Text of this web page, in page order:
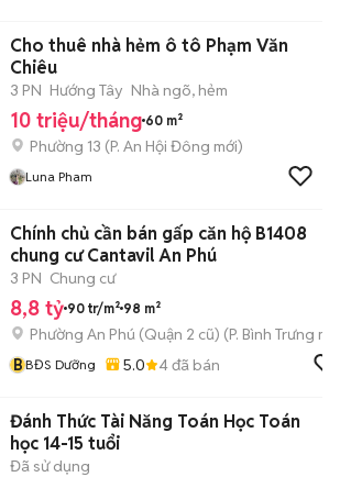
Cho thuê nhà hẻm ô tô Phạm Văn
Chiêu
3 PN Hướng Tây Nhà ngõ, hẻm
10 triệu/tháng 60 m²
Phường 13 (P. An Hội Đông mới)
Luna Pham
Chính chủ cần bán gấp căn hộ B1408
chung cư Cantavil An Phú
3 PN Chung cư
8,8 tỷ 90 tr/m² 98 m²
Phường An Phú (Quận 2 cũ) (P. Bình Trưng
BBĐS Dưỡng 5.0 4đã bán
Đánh Thức Tài Năng Toán Học Toán
học 14-15 tuổi
Đã sử dụng